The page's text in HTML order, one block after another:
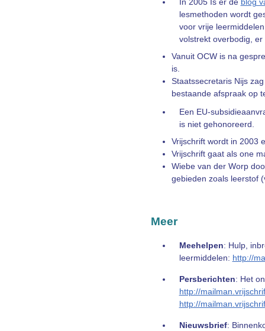
In 2005 Is er de blog
lesmethoden wordt
voor vrije
volstrekt overbodig,
Vanuit OCW is na
is.
Staatssecretaris Nijs
bestaande afspraak op
Een EU-
is niet gehonoreerd.
Vrijschrift wordt in 2003
Vrijschrift gaat als one
Wiebe van der Worp
gebieden zoals leerstof
Meer
Meehelpen: Hulp,
leermiddelen: http://
Persberichten: Het
http://
http://
Nieuwsbrief: